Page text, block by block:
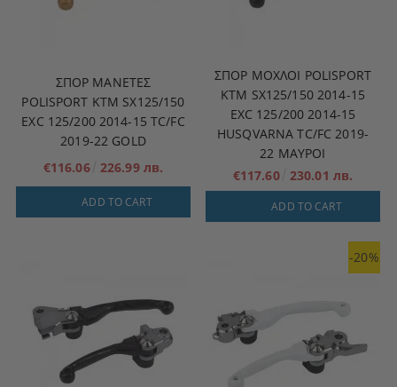
ΣΠΟΡ ΜΑΝΈΤΕΣ
POLISPORT KTM SX125/150
EXC 125/200 2014-15 TC/FC
2019-22 GOLD
€116.06
226.99 лв.
ADD TO CART
ΣΠΟΡ ΜΟΧΛΟΊ POLISPORT
KTM SX125/150 2014-15
EXC 125/200 2014-15
HUSQVARNA TC/FC 2019-
22 ΜΑΥΡΟΙ
€117.60
230.01 лв.
ADD TO CART
-20%